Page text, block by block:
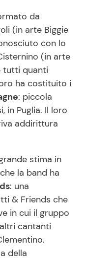
da
(in arte Biggie
con lo
(in arte
tutti quanti
ha costituito i
: piccola
in Puglia. Il loro
addirittura
stima in
la band ha
: una
& Friends che
in cui il gruppo
cantanti
della